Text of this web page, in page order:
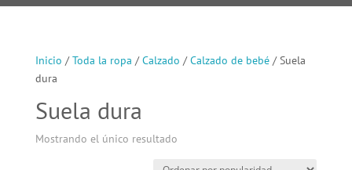
Inicio /Toda la ropa /Calzado /Calzado de bebé/ Suela
dura
Suela dura
Mostrando el único resultado